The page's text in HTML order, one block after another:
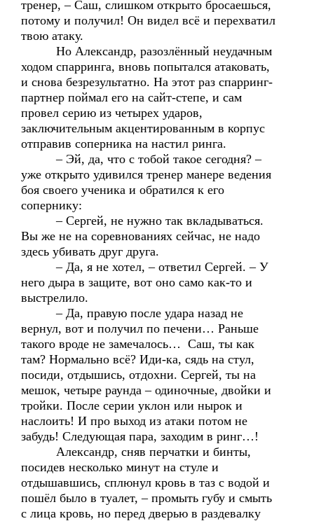
тренер, – Саш, слишком открыто бросаешься,
потому и получил! Он видел всё и перехватил
твою атаку.
Но Александр, разозлённый неудачным
ходом спарринга, вновь попытался атаковать,
и снова безрезультатно. На этот раз спарринг-
партнер поймал его на сайт-степе, и сам
провел серию из четырех ударов,
заключительным акцентированным в корпус
отправив соперника на настил ринга.
– Эй, да, что с тобой такое сегодня? –
уже открыто удивился тренер манере ведения
боя своего ученика и обратился к его
сопернику:
– Сергей, не нужно так вкладываться.
Вы же не на соревнованиях сейчас, не надо
здесь убивать друг друга.
– Да, я не хотел, – ответил Сергей. – У
него дыра в защите, вот оно само как-то и
выстрелило.
– Да, правую после удара назад не
вернул, вот и получил по печени… Раньше
такого вроде не замечалось… Саш, ты как
там? Нормально всё? Иди-ка, сядь на стул,
посиди, отдышись, отдохни. Сергей, ты на
мешок, четыре раунда – одиночные, двойки и
тройки. После серии уклон или нырок и
наслоить! И про выход из атаки потом не
забудь! Следующая пара, заходим в ринг…!
Александр, сняв перчатки и бинты,
посидев несколько минут на стуле и
отдышавшись, сплюнул кровь в таз с водой и
пошёл было в туалет, – промыть губу и смыть
с лица кровь, но перед дверью в раздевалку